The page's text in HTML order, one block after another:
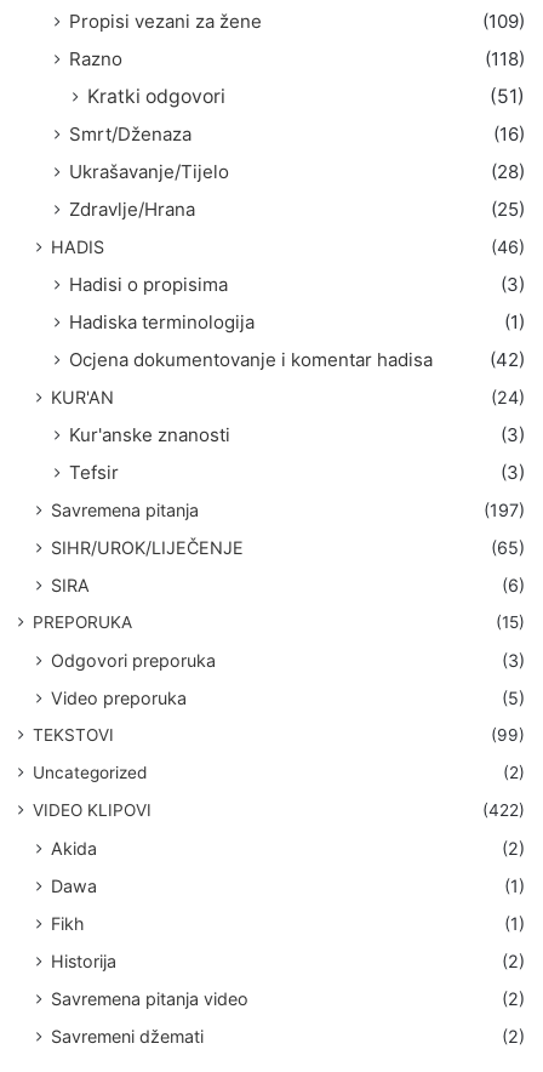
Propisi vezani za žene
(109)
Razno
(118)
Kratki odgovori
(51)
Smrt/Dženaza
(16)
Ukrašavanje/Tijelo
(28)
Zdravlje/Hrana
(25)
HADIS (46)
Hadisi o propisima
(3)
Hadiska terminologija
(1)
Ocjena dokumentovanje i komentar hadisa
(42)
KUR'AN (24)
Kur'anske znanosti
(3)
Tefsir
(3)
Savremena pitanja
(197)
SIHR/UROK/LIJEČENJE
(65)
SIRA
(6)
PREPORUKA (15)
Odgovori preporuka
(3)
Video preporuka
(5)
TEKSTOVI
(99)
Uncategorized
(2)
VIDEO KLIPOVI
(422)
Akida
(2)
Dawa
(1)
Fikh
(1)
Historija
(2)
Savremena pitanja video
(2)
Savremeni džemati
(2)